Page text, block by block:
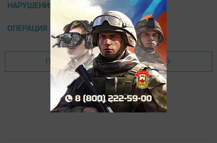
НАРУШЕНИЯ
ОПЕРАЦИЯ «ТОННЕЛЬ»
Перейти на страницу новости